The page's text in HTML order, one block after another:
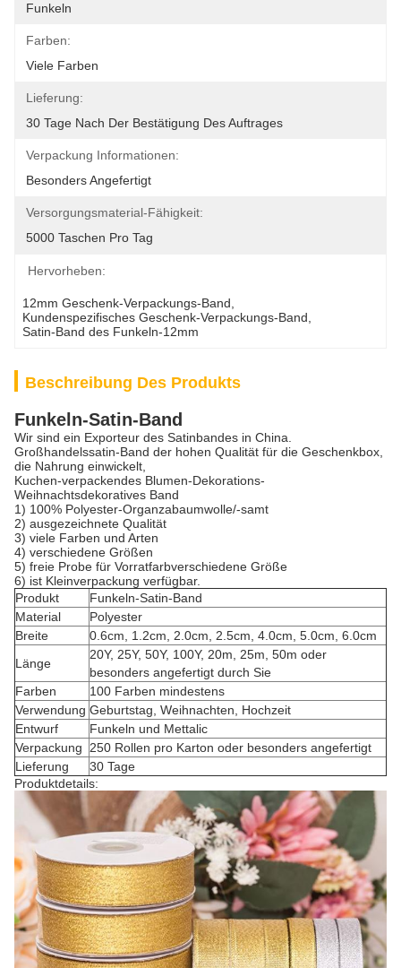
Funkeln
Farben:
Viele Farben
Lieferung:
30 Tage Nach Der Bestätigung Des Auftrages
Verpackung Informationen:
Besonders Angefertigt
Versorgungsmaterial-Fähigkeit:
5000 Taschen Pro Tag
Hervorheben:
12mm Geschenk-Verpackungs-Band
Kundenspezifisches Geschenk-Verpackungs-Band
Satin-Band des Funkeln-12mm
Beschreibung Des Produkts
Funkeln-Satin-Band
Wir sind ein Exporteur des Satinbandes in China.
Großhandelssatin-Band der hohen Qualität für die Geschenkbox,
die Nahrung einwickelt,
Kuchen-verpackendes Blumen-Dekorations-
Weihnachtsdekoratives Band
1) 100% Polyester-Organzabaumwolle/-samt
2) ausgezeichnete Qualität
3) viele Farben und Arten
4) verschiedene Größen
5) freie Probe für Vorratfarbverschiedene Größe
6) ist Kleinverpackung verfügbar.
Produkt
Funkeln-Satin-Band
Material
Polyester
Breite
0.6cm, 1.2cm, 2.0cm, 2.5cm, 4.0cm, 5.0cm, 6.0cm
Länge
20Y, 25Y, 50Y, 100Y, 20m, 25m, 50m oder
besonders angefertigt durch Sie
Farben
100 Farben mindestens
Verwendung Geburtstag, Weihnachten, Hochzeit
Entwurf
Funkeln und Mettalic
Verpackung
250 Rollen pro Karton oder besonders angefertigt
Lieferung
30 Tage
Produktdetails: